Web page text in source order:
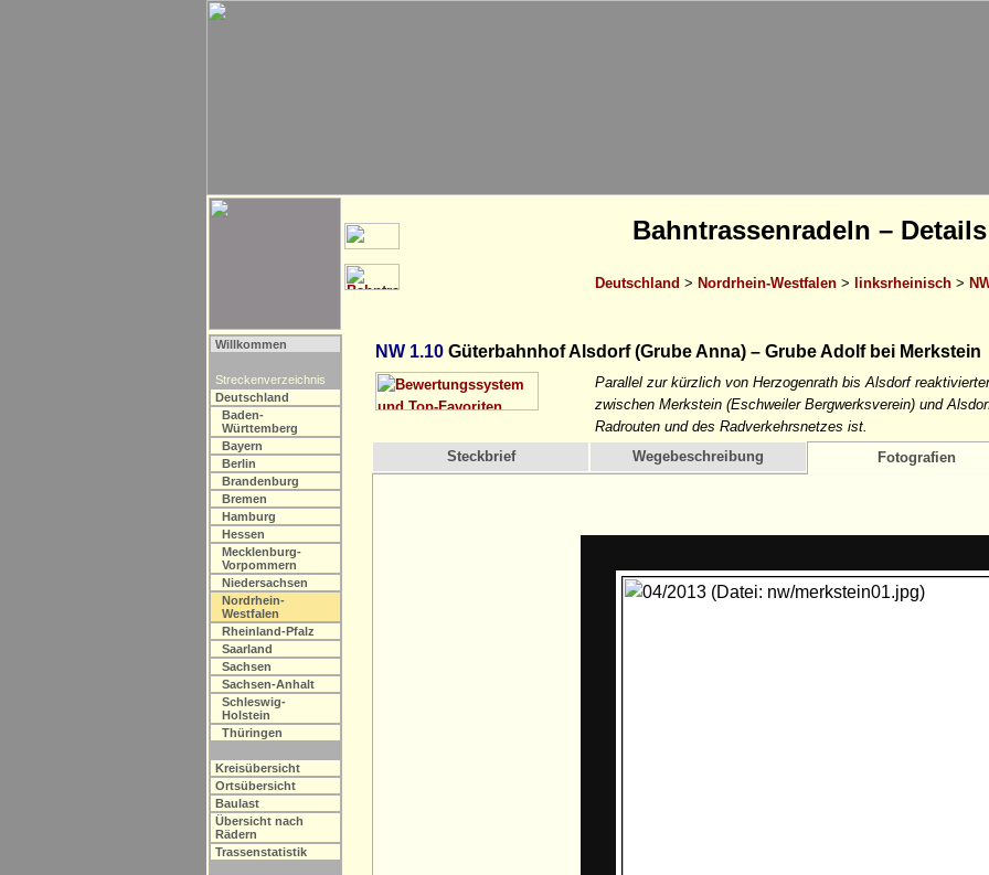
Bahntrassenradeln – Details
Deutschland > Nordrhein-Westfalen> linksrheinisch>
Willkommen
Streckenverzeichnis
Deutschland
Baden-
Württemberg
Bayern
Berlin
Brandenburg
Bremen
Hamburg
Hessen
Mecklenburg-
Vorpommern
Niedersachsen
Nordrhein-
Westfalen
Rheinland-Pfalz
Saarland
Sachsen
Sachsen-Anhalt
Schleswig-
Holstein
Thüringen
Kreisübersicht
Ortsübersicht
Baulast
Übersicht nach
Rädern
Trassenstatistik
NW 1.10 Güterbahnhof Alsdorf (Grube Anna) – Grube Adolf bei Merkstein
Parallel zur kürzlich von Herzogenrath bis Alsdorf
zwischen Merkstein (Eschweiler Bergwerksverein) und
Radrouten und des Radverkehrsnetzes ist.
Steckbrief
Wegebeschreibung Fotografien